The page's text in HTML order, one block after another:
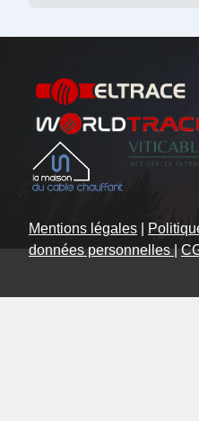
Mentions légales
données personnelles|